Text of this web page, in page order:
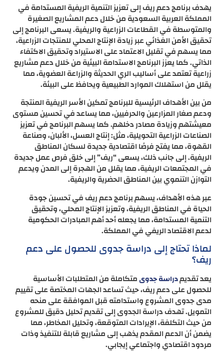
يهدف برنامج دعم ريف إلى تعزيز التنمية الريفية المستدامة في
المملكة العربية السعودية من خلال دعم المشاريع الصغيرة
والمتوسطة في القطاعات الزراعية والريفية. يسعى البرنامج إلى
تحقيق الأمن الغذائي عبر زيادة الإنتاج المحلي للمنتجات الزراعية،
مما يسهم في تقليل الاعتماد على الاستيراد وتحقيق الاكتفاء
الذاتي. كما يعزز البرنامج الاستدامة البيئية من خلال دعم مشاريع
زراعية تعتمد على أساليب الري الحديثة والزراعة العضوية، مما
يقلل من استهلاك الموارد الطبيعية ويحافظ على البيئة.
من بين الأهداف الرئيسية للبرنامج تمكين الأسر الريفية المنتجة
ودعم صغار المزارعين والحرفيين، مما يساعد في تحسين مستوى
معيشتهم وزيادة مصادر دخلهم. كما يسهم البرنامج في تعزيز
الصناعات الزراعية التحويلية، مثل: إنتاج العسل، الألبان، وصناعة
القهوة، مما يفتح فرصًا اقتصادية جديدة لسكان المناطق
الريفية. إلى جانب ذلك، يسعى “ريف” إلى خلق فرص عمل جديدة
في المجتمعات الريفية، مما يقلل من الهجرة إلى المدن ويدعم
التوازن التنموي بين المناطق الحضرية والريفية.
عبر هذه الأهداف، يسهم برنامج دعم ريف في تحسين جودة
الحياة في المناطق الريفية، وتعزيز الإنتاج المحلي، وتحقيق
التنمية المستدامة، مما يجعله أحد أهم المبادرات الحكومية
لدعم الاقتصاد الريفي في المملكة.
لماذا تحتاج إلى دراسة جدوى للحصول على دعم
ريف؟
يعد تقديمدراسة جدوىمتكاملة من المتطلبات الأساسية
للحصول على دعم ريف، حيث تساعد الجهات المختصة على تقييم
مدى جدوى المشروع واستدامته قبل الموافقة على منحه
التمويل. تهدف دراسة الجدوى إلى تقديم تحليل دقيق للمشروع
من حيث التكلفة، الإيرادات المتوقعة، وتحليل المخاطر، مما
يضمن أن الدعم المقدم يذهب إلى مشاريع قابلة للتنفيذ وذات
مردود اقتصادي واجتماعي إيجابي.